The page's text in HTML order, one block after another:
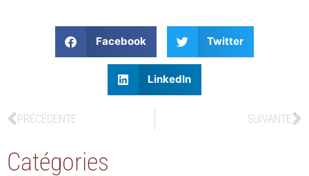
Facebook Twitter
LinkedIn
PRÉCÉDENTE SUIVANTE
Catégories